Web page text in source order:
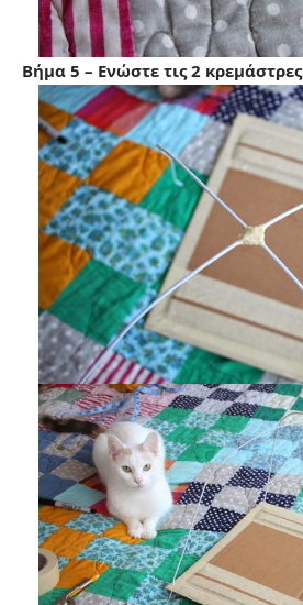
Βήμα 5 – Ενώστε τις 2 κρεμάστρες